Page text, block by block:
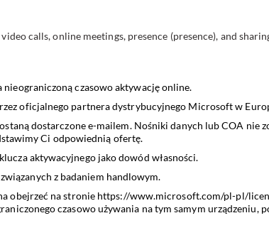
calls, online meetings, presence (presence), and
czasowo aktywację online.
oficjalnego partnera dystrybucyjnego Microsoft w
dostarczone e-mailem. Nośniki danych lub COA nie
Ci odpowiednią ofertę.
aktywacyjnego jako dowód własności.
z badaniem handlowym.
obejrzeć na stronie https://www.microsoft.com/pl-pl/
czasowo używania na tym samym